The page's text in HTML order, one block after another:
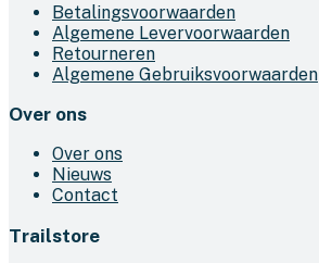
Betalingsvoorwaarden
Algemene Levervoorwaarden
Retourneren
Algemene Gebruiksvoorwaarden
Over ons
Over ons
Nieuws
Contact
Trailstore